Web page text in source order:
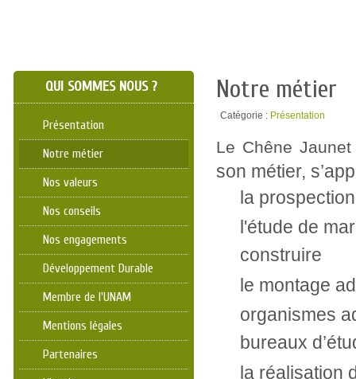
Notre métier
Catégorie : Présentation
Le Chêne
son métier,
la
l'étude de
construire
le montage
organismes
bureaux
la réalisation
QUI SOMMES NOUS ?
Présentation
Notre métier
Nos valeurs
Nos conseils
Nos engagements
Développement Durable
Membre de l'UNAM
Mentions légales
Partenaires